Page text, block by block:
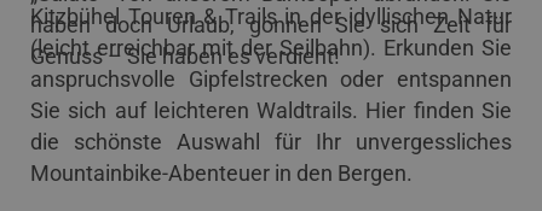
haben doch Urlaub, gönnen Sie sich Zeit für
Genuss – Sie haben es verdient!
Kitzbühel Touren & Trails in der idyllischen Natur
(leicht erreichbar mit der Seilbahn). Erkunden Sie
anspruchsvolle Gipfelstrecken oder entspannen
Sie sich auf leichteren Waldtrails. Hier finden Sie
die schönste Auswahl für Ihr unvergessliches
Mountainbike-Abenteuer in den Bergen.